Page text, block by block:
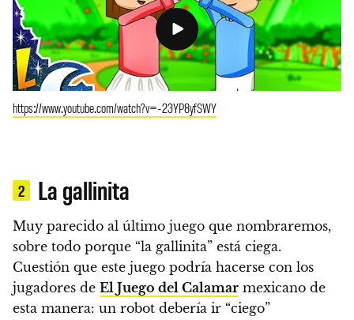
https://www.youtube.com/watch?v=-23YP8yfSWY
2 La gallinita
Muy parecido al último juego que nombraremos,
sobre todo porque “la gallinita” está ciega.
Cuestión que este juego podría hacerse con los
jugadores de El Juego del Calamar mexicano de
esta manera: un robot debería ir “ciego”